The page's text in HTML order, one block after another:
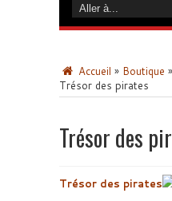
Accueil » Boutique »
Trésor des pirates
Trésor des
Trésor des pirates